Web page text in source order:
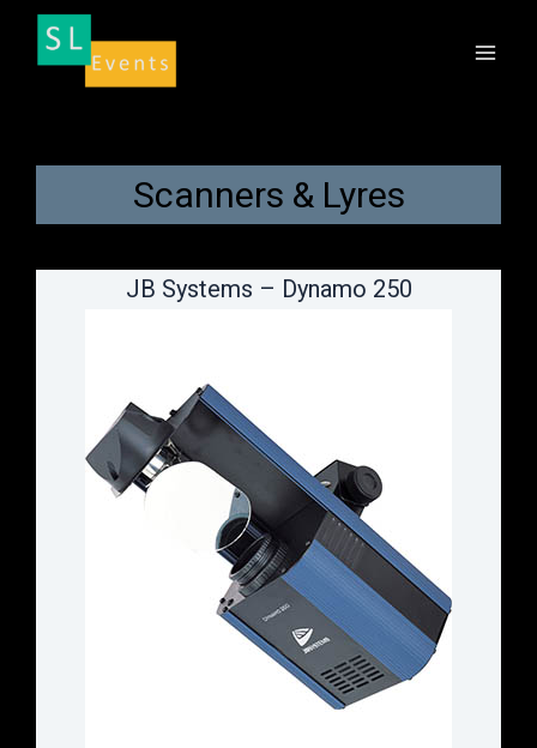
Aller
Scanners & Lyres
JB Systems – Dynamo 250